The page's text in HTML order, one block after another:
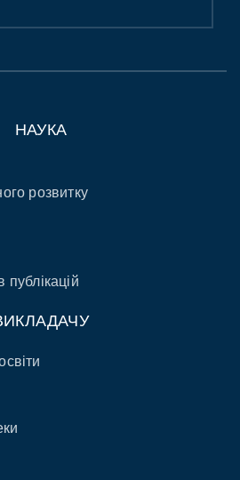
НАУКА
розвитку
публікацій